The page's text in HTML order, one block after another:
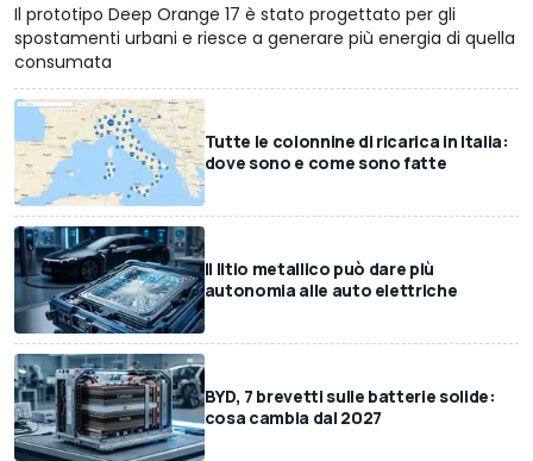
Il prototipo Deep Orange 17 è stato progettato per gli
spostamenti urbani e riesce a generare più energia di quella
consumata
Tutte le colonnine di ricarica in Italia:
dove sono e come sono fatte
Il litio metallico può dare più
autonomia alle auto elettriche
BYD, 7 brevetti sulle batterie solide:
cosa cambia dal 2027